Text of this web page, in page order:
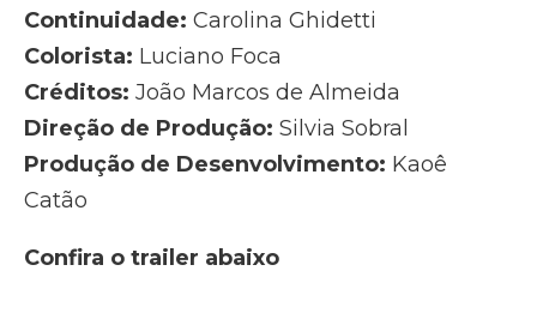
Continuidade: Carolina Ghidetti
Colorista: Luciano Foca
Créditos: João Marcos de Almeida
Direção de Produção: Silvia Sobral
Produção de Desenvolvimento: Kaoê
Catão
Confira o trailer abaixo